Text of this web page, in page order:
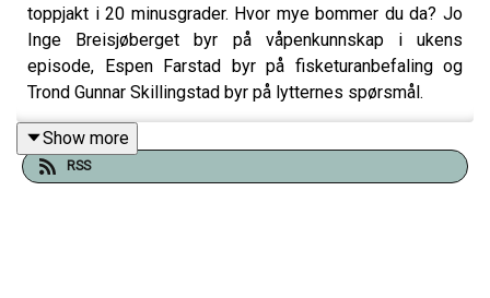
toppjakt i 20 minusgrader. Hvor mye bommer du da? Jo
Inge Breisjøberget byr på våpenkunnskap i ukens
episode, Espen Farstad byr på fisketuranbefaling og
Trond Gunnar Skillingstad byr på lytternes spørsmål.
Show more
RSS